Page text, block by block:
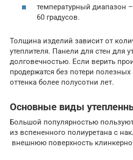
температурный диапазон
60 градусов.
Толщина изделий зависит от
утеплителя. Панели для стен для
долговечностью. Если верить
продержатся без потери полезных
оттенка более полусотни лет.
Основные виды
Большой популярностью
из вспененного полиуретана с
внешнюю поверхность